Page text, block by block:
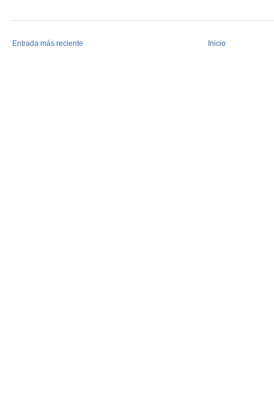
Entrada más reciente Inicio